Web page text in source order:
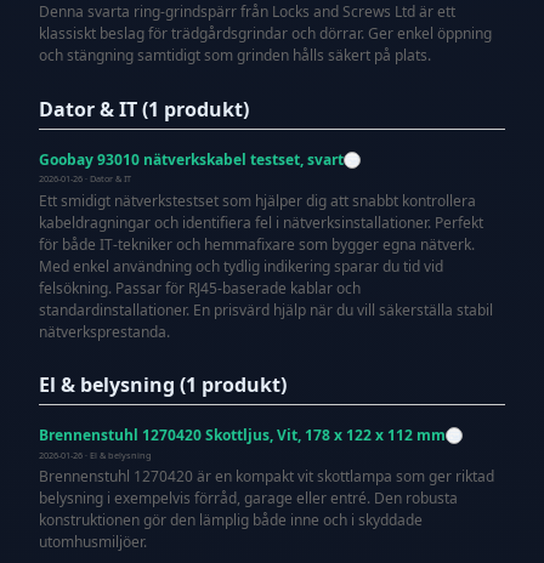
Denna svarta ring-grindspärr från Locks and Screws Ltd är ett
klassiskt beslag för trädgårdsgrindar och dörrar. Ger enkel öppning
och stängning samtidigt som grinden hålls säkert på plats.
Dator & IT (1 produkt)
Goobay 93010 nätverkskabel testset, svart
2026-01-26 · Dator & IT
Ett smidigt nätverkstestset som hjälper dig att snabbt kontrollera
kabeldragningar och identifiera fel i nätverksinstallationer. Perfekt
för både IT-tekniker och hemmafixare som bygger egna nätverk.
Med enkel användning och tydlig indikering sparar du tid vid
felsökning. Passar för RJ45-baserade kablar och
standardinstallationer. En prisvärd hjälp när du vill säkerställa stabil
nätverksprestanda.
El & belysning (1 produkt)
Brennenstuhl 1270420 Skottljus, Vit, 178 x 122 x 112 mm
2026-01-26 · El & belysning
Brennenstuhl 1270420 är en kompakt vit skottlampa som ger riktad
belysning i exempelvis förråd, garage eller entré. Den robusta
konstruktionen gör den lämplig både inne och i skyddade
utomhusmiljöer.